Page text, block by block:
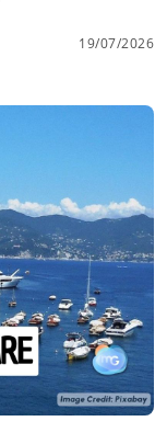
19/07/2026